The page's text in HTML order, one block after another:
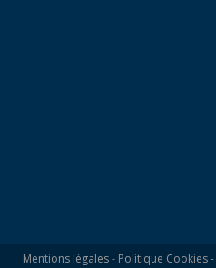
Mentions légales- Politique Cookies-